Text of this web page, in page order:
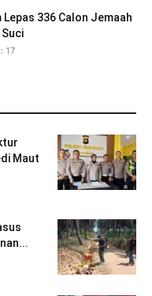
Lepas 336 Calon Jemaah
Suci
17
Maut